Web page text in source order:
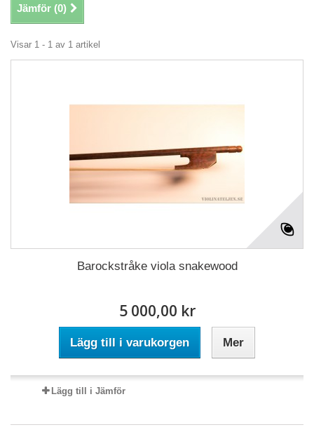
Jämför (0)
Visar 1 - 1 av 1 artikel
Barockstråke viola snakewood
5 000,00 kr
Lägg till i varukorgen Mer
Lägg till i Jämför